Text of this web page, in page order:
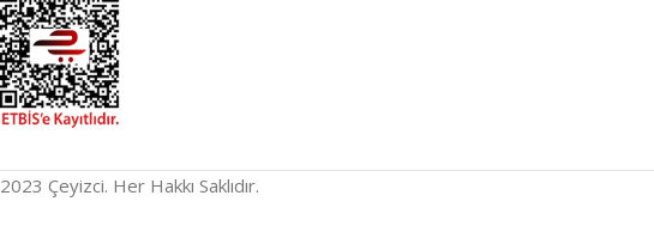
2023 Çeyizci. Her Hakkı Saklıdır.